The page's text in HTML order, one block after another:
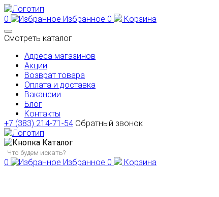
0 Избранное 0
Корзина
Смотреть каталог
Адреса магазинов
Акции
Возврат товара
Оплата и доставка
Вакансии
Блог
Контакты
+7 (383) 214-71-54 Обратный звонок
Каталог
0 Избранное 0 Корзина